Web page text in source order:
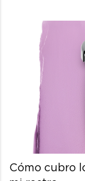
Cómo cubro